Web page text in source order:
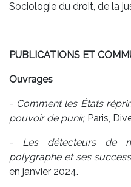
Sociologie du droit, de la
PUBLICATIONS ET
Ouvrages
- Comment les États
pouvoir de punir, Paris,
- Les détecteurs de
polygraphe et ses
en janvier 2024.